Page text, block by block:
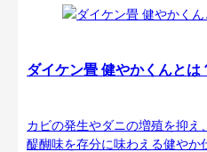
ダイケン畳 健やかくんとは
カビの発生やダニの増殖を抑
醍醐味を存分に味わえる健やか